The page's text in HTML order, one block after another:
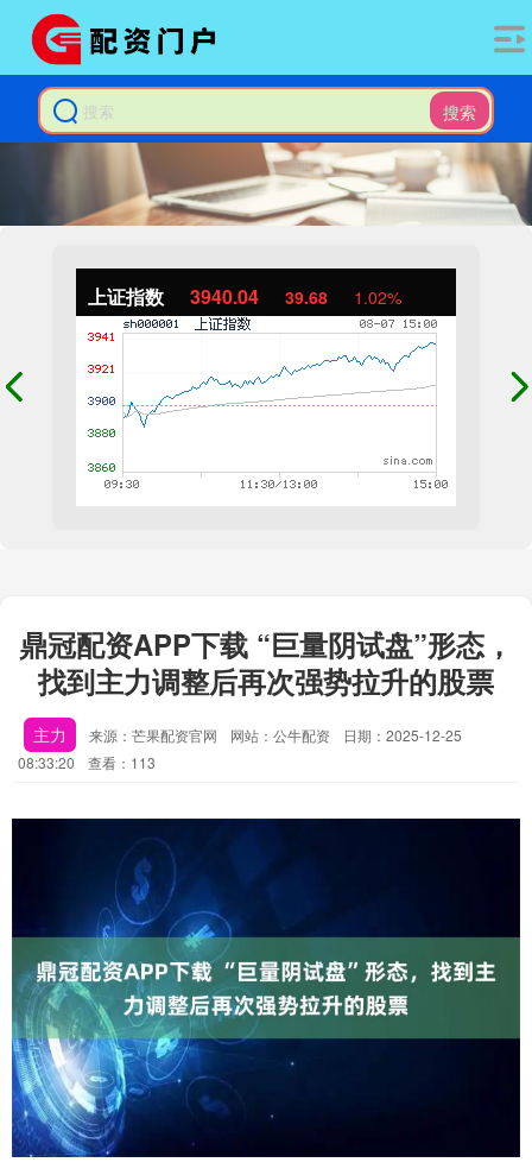
搜索
上证指数 3940.04 39.68 1.02%
鼎冠配资APP下载 “巨量阴试盘”形态，
找到主力调整后再次强势拉升的股票
主力 来源：芒果配资官网 网站：公牛配资
日期：2025-12-25
08:33:20
查看：113